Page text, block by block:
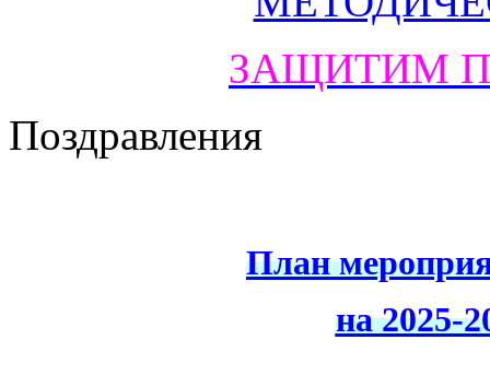
ЗАЩИТИМ
Поздравления
План
на 2025-